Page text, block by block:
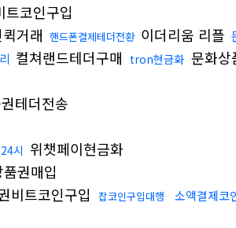
트코인구입
거래 핸드폰결제테더전환 이더리움 리플
컬쳐랜드테더구매 tron현금화 문화상
테더전송
시 위챗페이현금화
권매입
비트코인구입 잡코인구입대행 소액결제코